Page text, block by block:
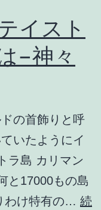
イスト
−神々
の首飾りと呼
いたようにイ
ラ島 カリマン
と17000もの島
わけ特有の… 続